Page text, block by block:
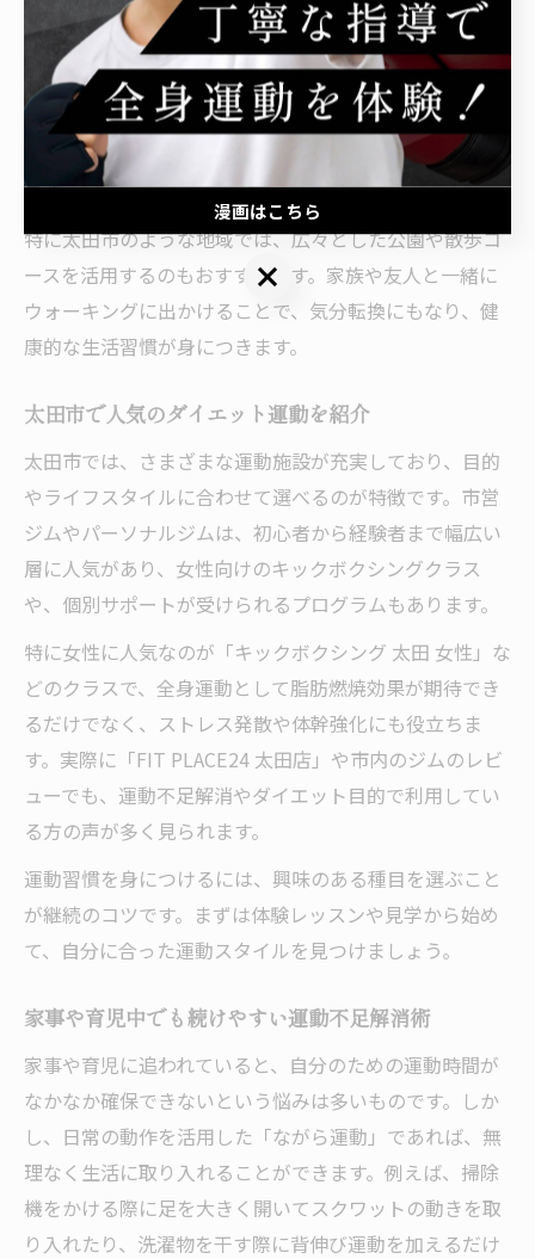
また、家の中でも簡単にできるストレッチやスクワット
を取り入れることで、筋肉量の維持や基礎代謝の向上に
つながります。毎日数分の運動でも継続することが大切
で、無理なく続けることでダイエットの成功率も高まり
ます。
特に太田市のような地域では、広々とした公園や散歩コ
ースを活用するのもおすすめです。家族や友人と一緒に
ウォーキングに出かけることで、気分転換にもなり、健
康的な生活習慣が身につきます。
太田市で人気のダイエット運動を紹介
太田市では、さまざまな運動施設が充実しており、目的
やライフスタイルに合わせて選べるのが特徴です。市営
ジムやパーソナルジムは、初心者から経験者まで幅広い
層に人気があり、女性向けのキックボクシングクラス
や、個別サポートが受けられるプログラムもあります。
特に女性に人気なのが「キックボクシング 太田 女性」な
どのクラスで、全身運動として脂肪燃焼効果が期待でき
るだけでなく、ストレス発散や体幹強化にも役立ちま
す。実際に「FIT PLACE24 太田店」や市内のジムのレビ
ューでも、運動不足解消やダイエット目的で利用してい
る方の声が多く見られます。
運動習慣を身につけるには、興味のある種目を選ぶこと
が継続のコツです。まずは体験レッスンや見学から始め
て、自分に合った運動スタイルを見つけましょう。
家事や育児中でも続けやすい運動不足解消術
家事や育児に追われていると、自分のための運動時間が
なかなか確保できないという悩みは多いものです。しか
し、日常の動作を活用した「ながら運動」であれば、無
理なく生活に取り入れることができます。例えば、掃除
機をかける際に足を大きく開いてスクワットの動きを取
り入れたり、洗濯物を干す際に背伸び運動を加えるだけ
漫画はこちら
漫画はこちら